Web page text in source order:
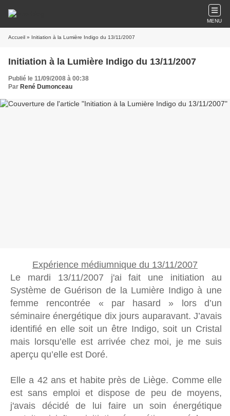
MENU
Accueil » Initiation à la Lumière Indigo du 13/11/2007
Initiation à la Lumière Indigo du 13/11/2007
Publié le 11/09/2008 à 00:38
Par René Dumonceau
Expérience médiumnique du 13/11/2007
Le mardi 13/11/2007 j'ai fait une initiation au
Système de Guérison de la Lumière Indigo à une
femme rencontrée « par hasard » lors d’un
séminaire énergétique dix jours auparavant. J’avais
identifié en elle soit un être Indigo, soit un Cristal
mais lorsqu’elle est arrivée chez moi, je me suis
aperçu qu’elle est Doré.
Elle a 42 ans et habite près de Liège. Comme elle
est sans emploi et dispose de peu de moyens,
j'avais décidé de lui faire un soin énergétique